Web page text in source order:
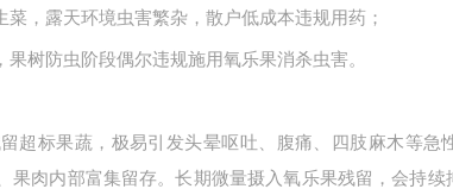
，露天环境虫害繁杂，散户低成本违规用药；
树防虫阶段偶尔违规施用氧乐果消杀虫害。
超标果蔬，极易引发头晕呕吐、腹痛、四肢麻木等急
果肉内部富集留存。长期微量摄入氧乐果残留，会持